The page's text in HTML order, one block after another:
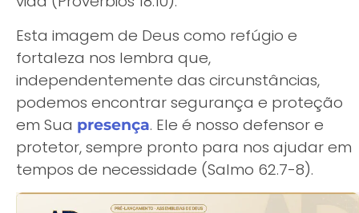
Esta imagem de Deus como refúgio e
fortaleza nos lembra que,
independentemente das circunstâncias,
podemos encontrar segurança e proteção
em Sua presença. Ele é nosso defensor e
protetor, sempre pronto para nos ajudar em
tempos de necessidade (Salmo 62.7-8).